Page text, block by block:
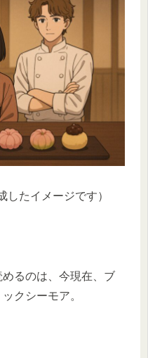
したイメージです）
めるのは、今現在、ブ
クシーモア。